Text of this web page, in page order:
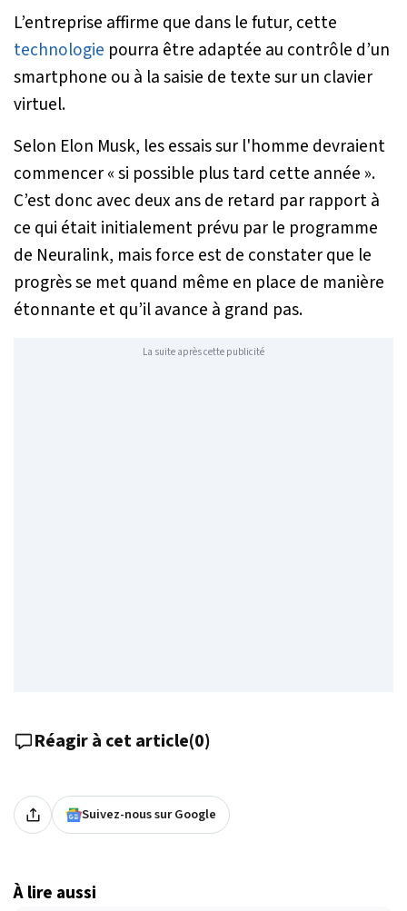
L’entreprise affirme que dans le futur, cette
technologie pourra être adaptée au contrôle d’un
smartphone ou à la saisie de texte sur un clavier
virtuel.
Selon Elon Musk, les essais sur l'homme devraient
commencer« si possible plus tard cette année ».
C’est donc avec deux ans de retard par rapport à
ce qui était initialement prévu par le programme
de Neuralink, mais force est de constater que le
progrès se met quand même en place de manière
étonnante et qu’il avance à grand pas.
La suite après cette publicité
Réagir à cet article(0)
Suivez-nous sur Google
À lire aussi